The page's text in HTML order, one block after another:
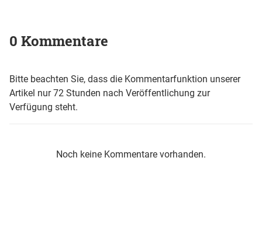
0 Kommentare
Bitte beachten Sie, dass die Kommentarfunktion unserer
Artikel nur 72 Stunden nach Veröffentlichung zur
Verfügung steht.
Noch keine Kommentare vorhanden.